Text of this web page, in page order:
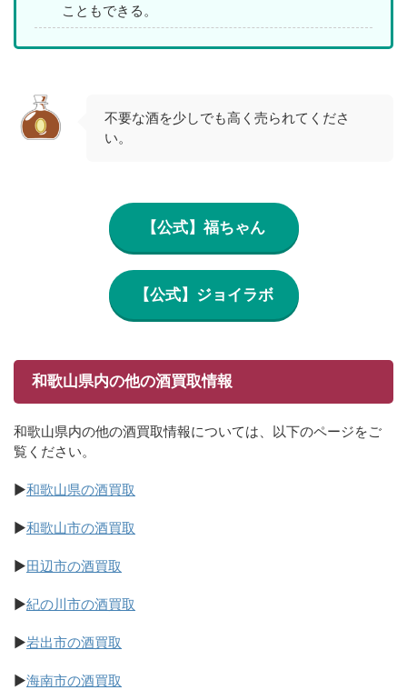
こともできる。
不要な酒を少しでも高く売られてくださ
い。
【公式】福ちゃん
【公式】ジョイラボ
和歌山県内の他の酒買取情報
和歌山県内の他の酒買取情報については、以下のページをご
覧ください。
▶和歌山県の酒買取
▶和歌山市の酒買取
▶田辺市の酒買取
▶紀の川市の酒買取
▶岩出市の酒買取
▶海南市の酒買取